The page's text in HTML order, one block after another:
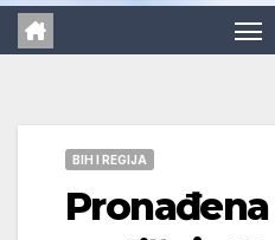
BIH I REGIJA
Pronađena